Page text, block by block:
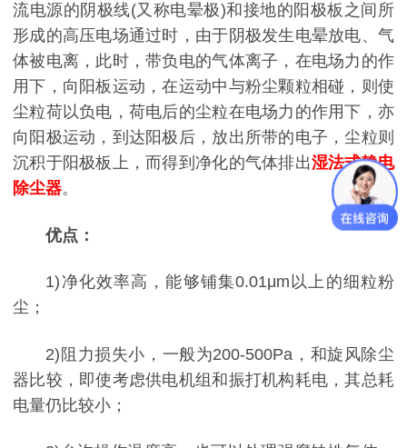
流电源的阴极线(又称电晕极)和接地的阳极板之间所
形成的高压电场通过时，由于阴极发生电晕放电、气
体被电离，此时，带负电的气体离子，在电场力的作
用下，向阳板运动，在运动中与粉尘颗粒相碰，则使
尘粒荷以负电，荷电后的尘粒在电场力的作用下，亦
向阳极运动，到达阳极后，放出所带的电子，尘粒则
沉积于阳极板上，而得到净化的气体排出湿法式静电
除尘器。
优点：
1)净化效率高，能够铺集0.01μm以上的细粒粉
尘；
2)阻力损失小，一般为200-500Pa，和旋风除尘
器比较，即使考虑供电机组和振打机构耗电，其总耗
电量仍比较小；